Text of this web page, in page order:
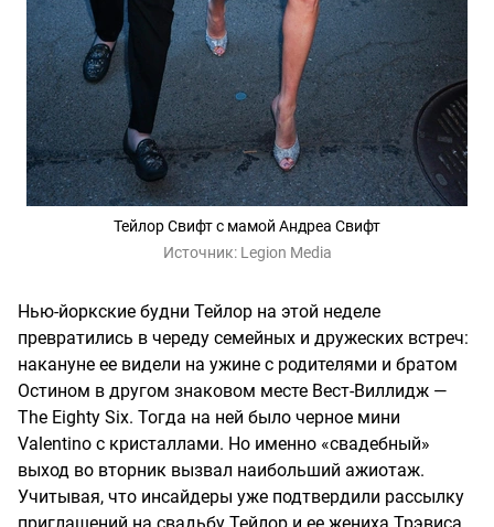
Тейлор Свифт с мамой Андреа Свифт
Источник: Legion Media
Нью-йоркские будни Тейлор на этой неделе
превратились в череду семейных и дружеских встреч:
накануне ее видели на ужине с родителями и братом
Остином в другом знаковом месте Вест-Виллидж —
The Eighty Six. Тогда на ней было черное мини
Valentino с кристаллами. Но именно «свадебный»
выход во вторник вызвал наибольший ажиотаж.
Учитывая, что инсайдеры уже подтвердили рассылку